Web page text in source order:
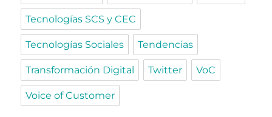
Tecnologías SCS y CEC
Tecnologías Sociales Tendencias
Transformación Digital Twitter VoC
Voice of Customer